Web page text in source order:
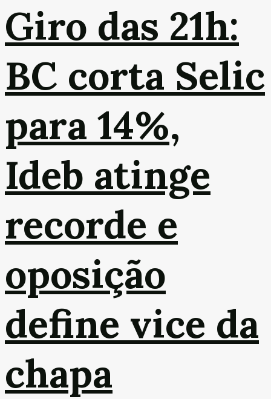
Giro das 21h:
BC corta Selic
para 14%,
Ideb atinge
recorde e
oposição
define vice da
chapa